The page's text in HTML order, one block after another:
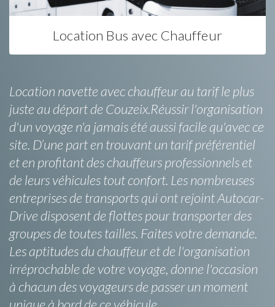
Location Bus avec Chauffeur
Location navette avec chauffeur au tarif le plus
juste au départ de Couzeix.Réussir l'organisation
d'un voyage n'a jamais été aussi facile qu'avec ce
site. D’une part en trouvant un tarif préférentiel
et en profitant des chauffeurs professionnels et
de leurs véhicules tout confort. Les nombreuses
entreprises de transports qui ont rejoint Autocar-
Drive disposent de flottes pour transporter des
groupes de toutes tailles. Faites votre demande.
Les aptitudes du chauffeur et de l'organisation
irréprochable de votre voyage, donne l'occasion
à chacun des voyageurs de passer un moment